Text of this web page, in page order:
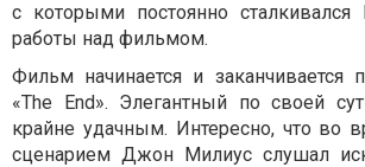
с которыми постоянно сталкивался
работы над фильмом.
Фильм начинается и заканчивается
«The End». Элегантный по своей
крайне удачным. Интересно, что во
сценарием Джон Милиус слушал